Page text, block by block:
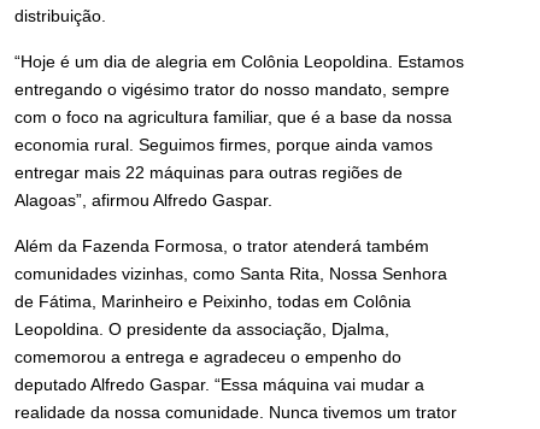
distribuição.
“Hoje é um dia de alegria em Colônia Leopoldina. Estamos
entregando o vigésimo trator do nosso mandato, sempre
com o foco na agricultura familiar, que é a base da nossa
economia rural. Seguimos firmes, porque ainda vamos
entregar mais 22 máquinas para outras regiões de
Alagoas”, afirmou Alfredo Gaspar.
Além da Fazenda Formosa, o trator atenderá também
comunidades vizinhas, como Santa Rita, Nossa Senhora
de Fátima, Marinheiro e Peixinho, todas em Colônia
Leopoldina. O presidente da associação, Djalma,
comemorou a entrega e agradeceu o empenho do
deputado Alfredo Gaspar. “Essa máquina vai mudar a
realidade da nossa comunidade. Nunca tivemos um trator